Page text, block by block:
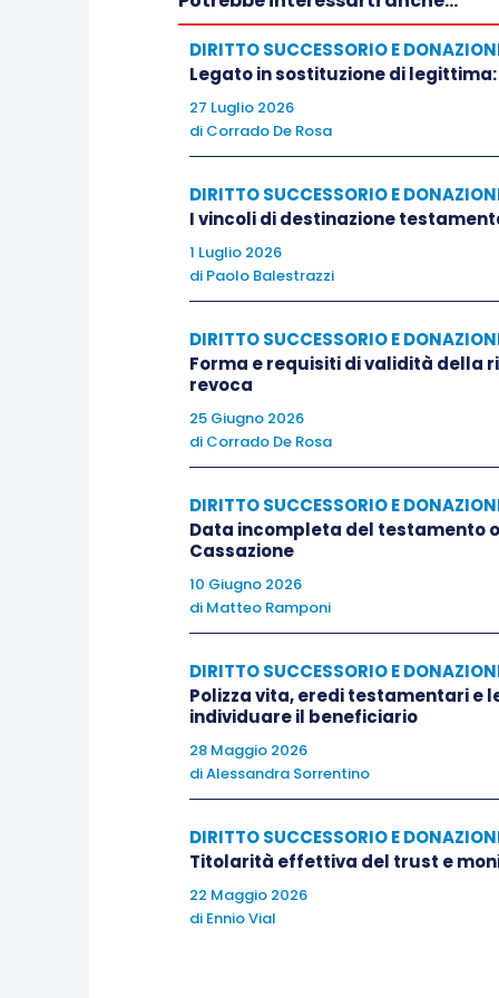
CASO
quelli lasciati agli altri tre figli, con la
Preciso che i beni immobili che lascio a
immobili che lascio agli altri tre miei figli,
l’obbligo di assistere e servire
Si pone il problema della
come un onere apposto al lascito, o
La risposta incide sull’operatività
fosse qualificata come un valido onere
lascito in favore della figlia, mentre se
l’abbattimento del valore (e il
sede di riunione fittizia).
SOLUZIONE
La Suprema Corte con la sentenza in
Se si trattasse di unmodus, o onere
efficacia: della disposizione erano
data di apertura della successione
DIRITTO SUCCESSORIO E
Legato in sostituzione di
27 Luglio 2026
di Corrado De Rosa
DIRITTO SUCCESSORIO E
I vincoli di destinazione
1 Luglio 2026
di Paolo Balestrazzi
DIRITTO SUCCESSORIO E
Forma e requisiti di validità della
revoca
25 Giugno 2026
di Corrado De Rosa
DIRITTO SUCCESSORIO E
Data incompleta del testamento
Cassazione
10 Giugno 2026
di Matteo Ramponi
DIRITTO SUCCESSORIO E
Polizza vita, eredi testamentari e
individuare il beneficiario
28 Maggio 2026
diAlessandra Sorrentino
DIRITTO SUCCESSORIO E
Titolarità effettiva del trust e
22 Maggio 2026
di Ennio Vial